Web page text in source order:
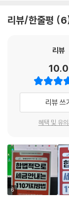
증이 제대로 안 되면
출처조사는 누구나
내는 110가지 방법 ·
리 노하우, 수익률
어낸다. 강화된 금융
다루었다. 이와 더불
금 관련 지식을 알기
또한 이번 개정판에
이 꼭 알아야 할 세
소득 과세 제도, 양도
부동산 시장에 큰 영
그리고 개정 세법 등
정되는 한편, 부동산
는 세제 정책까지 예
금 부담이 비슷한 것
낼 수도 있다. 『합법
수 있는 비법들을 담
대표적인 ‘스테디셀
회계 담당 부서에는
고 있다. 이 책이 남
쉽게 이야기를 풀어
을 잘 이해하고 실생
리뷰/한줄평 6
리뷰
10.0
리뷰 쓰
혜택 및 유
6